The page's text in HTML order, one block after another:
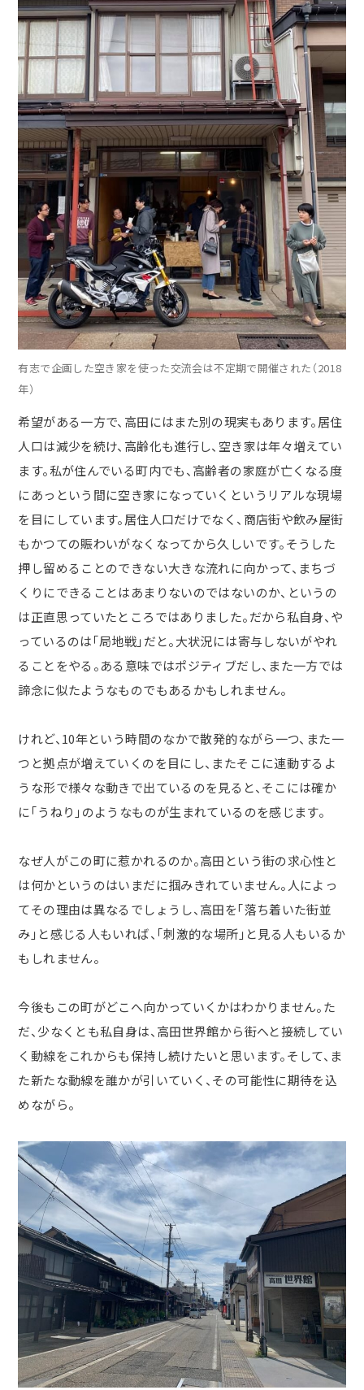
有志で企画した空き家を使った交流会は不定期で開催された（2018
年）
希望がある一方で、高田にはまた別の現実もあります。居住
人口は減少を続け、高齢化も進行し、空き家は年々増えてい
ます。私が住んでいる町内でも、高齢者の家庭が亡くなる度
にあっという間に空き家になっていくというリアルな現場
を目にしています。居住人口だけでなく、商店街や飲み屋街
もかつての賑わいがなくなってから久しいです。そうした
押し留めることのできない大きな流れに向かって、まちづ
くりにできることはあまりないのではないのか、というの
は正直思っていたところではありました。だから私自身、や
っているのは「局地戦」だと。大状況には寄与しないがやれ
ることをやる。ある意味ではポジティブだし、また一方では
諦念に似たようなものでもあるかもしれません。
けれど、 10年という時間のなかで散発的ながら一つ、また一
つと拠点が増えていくのを目にし、またそこに連動するよ
うな形で様々な動きで出ているのを見ると、そこには確か
に「うねり」のようなものが生まれているのを感じます。
なぜ人がこの町に惹かれるのか。高田という街の求心性と
は何かというのはいまだに掴みきれていません。人によっ
てその理由は異なるでしょうし、高田を「落ち着いた街並
み」と感じる人もいれば、「刺激的な場所」と見る人もいるか
もしれません。
今後もこの町がどこへ向かっていくかはわかりません。た
だ、少なくとも私自身は、高田世界館から街へと接続してい
く動線をこれからも保持し続けたいと思います。そして、ま
た新たな動線を誰かが引いていく、その可能性に期待を込
めながら。